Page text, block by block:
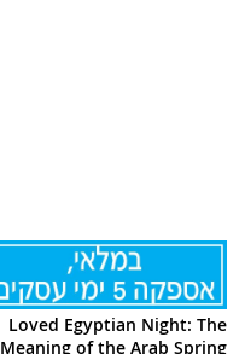
Loved Egyptian Night: The
Meaning of the Arab Spring